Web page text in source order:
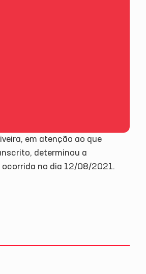
em atenção ao que
determinou a
ocorrida no dia 12/08/2021.